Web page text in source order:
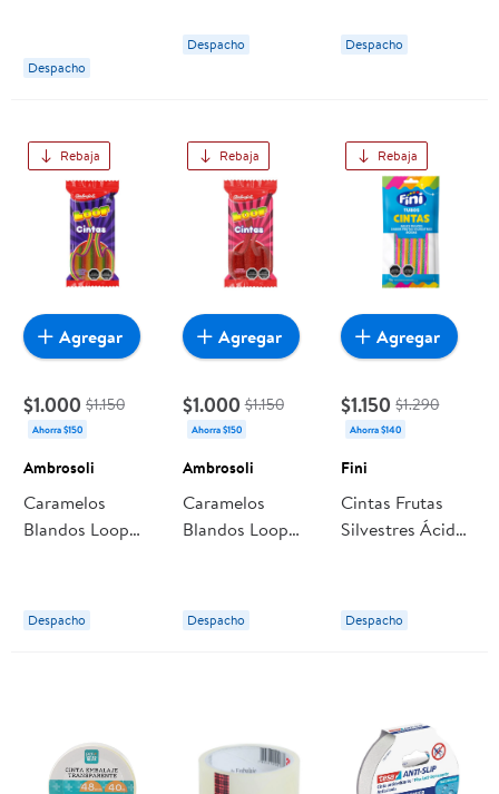
Despacho
Despacho Despacho
Rebaja
$1.000 $1.150
Ahorra $150
Ambrosoli
Caramelos
Blandos Loop
Despacho
Agregar
Rebaja
$1.000 $1.150
Ahorra $150
Ambrosoli
Caramelos
Blandos Loop
Despacho
Agregar
Rebaja
$1.150 $1.290
Ahorra $140
Fini
Cintas Frutas
Silvestres Ácidas
Despacho
Agregar